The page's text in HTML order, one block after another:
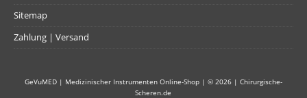
Sitemap
Zahlung | Versand
GeVuMED | Medizinischer Instrumenten Online-Shop | © 2026 | Chirurgische-
Scheren.de